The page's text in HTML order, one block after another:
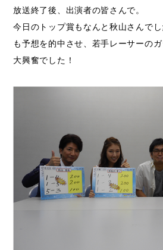
放送終了後、出演者の皆さんで。
今日のトップ賞もなんと秋山さんで
も予想を的中させ、若手レーサーの
大興奮でした！